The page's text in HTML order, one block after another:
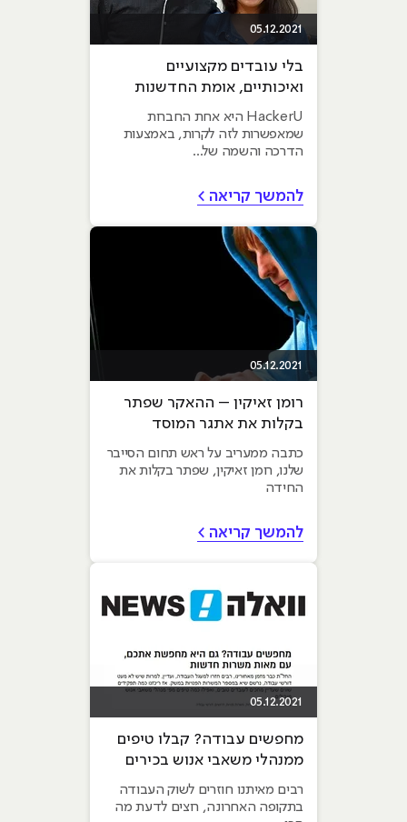
05.12.2021
בלי עובדים מקצועיים
ואיכותיים, אומת החדשנות
הישראלית לא הייתה כזו
HackerU היא אחת החברות
שמאפשרות לזה לקרות, באמצעות
הדרכה והשמה של...
להמשך קריאה >
05.12.2021
רומן זאיקין – ההאקר שפתר
בקלות את אתגר המוסד
כתבה ממעריב על ראש תחום הסייבר
שלנו, רומן זאיקין, שפתר בקלות את
החידה
להמשך קריאה >
05.12.2021
מחפשים עבודה? קבלו טיפים
ממנהלי משאבי אנוש בכירים
רבים מאיתנו חוזרים לשוק העבודה
בתקופה האחרונה, רוצים לדעת מה